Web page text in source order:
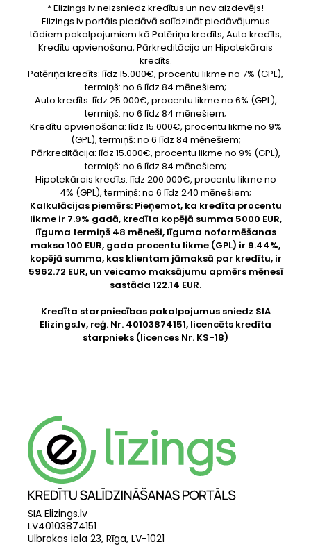
* Elizings.lv neizsniedz kredītus un nav aizdevējs!
Elizings.lv portāls piedāvā salīdzināt piedāvājumus
tādiem pakalpojumiem kā Patēriņa kredīts, Auto kredīts,
Kredītu apvienošana, Pārkreditācija un Hipotekārais
kredīts.
Patēriņa kredīts: līdz 15.000€, procentu likme no 7% (GPL),
termiņš: no 6 līdz 84 mēnešiem;
Auto kredīts: līdz 25.000€, procentu likme no 6% (GPL),
termiņš: no 6 līdz 84 mēnešiem;
Kredītu apvienošana: līdz 15.000€, procentu likme no 9%
(GPL), termiņš: no 6 līdz 84 mēnešiem;
Pārkreditācija: līdz 15.000€, procentu likme no 9% (GPL),
termiņš: no 6 līdz 84 mēnešiem;
Hipotekārais kredīts: līdz 200.000€, procentu likme no
4% (GPL), termiņš: no 6 līdz 240 mēnešiem;
Kalkulācijas piemērs:Pieņemot, ka kredīta procentu
likme ir 7.9% gadā, kredīta kopējā summa 5000 EUR,
līguma termiņš 48 mēneši, līguma noformēšanas
maksa 100 EUR, gada procentu likme (GPL) ir 9.44%,
kopējā summa, kas klientam jāmaksā par kredītu, ir
5962.72 EUR, un veicamo maksājumu apmērs mēnesī
sastāda 122.14 EUR.
Kredīta starpniecības pakalpojumus sniedz SIA
Elizings.lv, reģ. Nr. 40103874151, licencēts kredīta
starpnieks (licences Nr. KS-18)
SIA Elizings.lv
LV40103874151
Ulbrokas iela 23, Rīga, LV-1021